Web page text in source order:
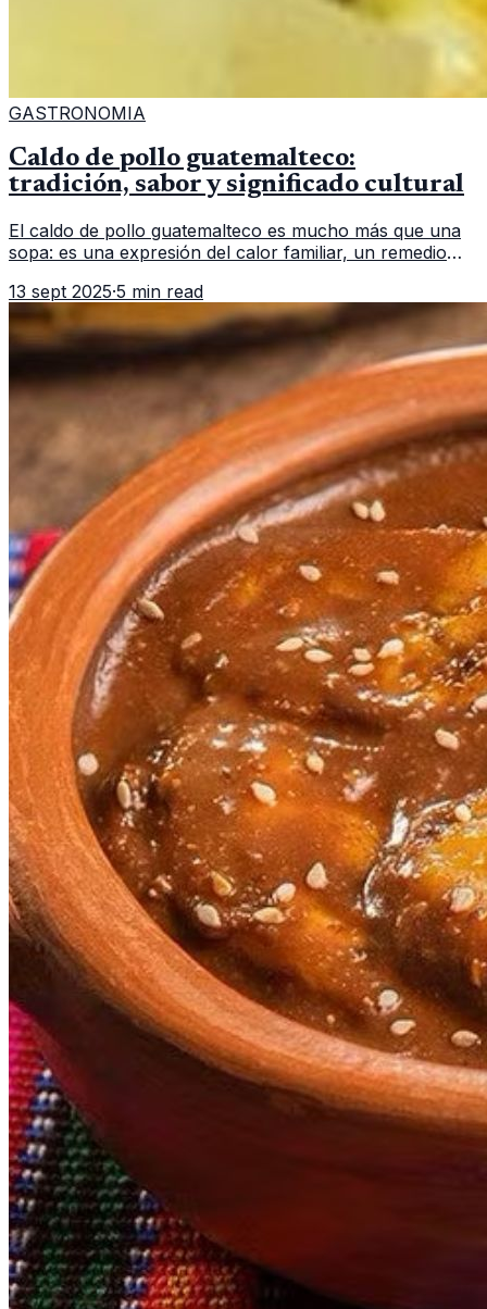
GASTRONOMIA
Caldo de pollo guatemalteco:
tradición, sabor y significado cultural
El caldo de pollo guatemalteco es mucho más que una
sopa: es una expresión del calor familiar, un remedio
generaciones. En Guat
13 sept 2025·5 min read